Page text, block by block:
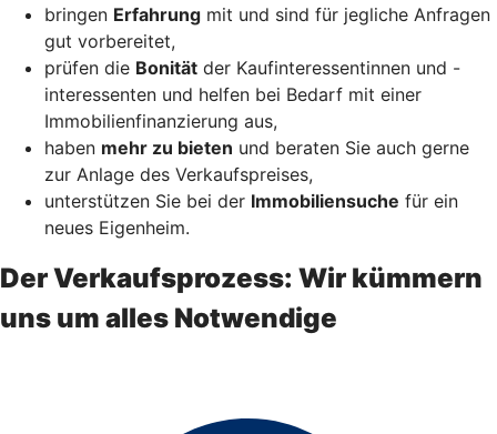
bringen Erfahrung mit und sind für jegliche Anfragen
gut vorbereitet,
prüfen die Bonität der Kaufinteressentinnen und -
interessenten und helfen bei Bedarf mit einer
Immobilienfinanzierung aus,
haben mehr zu bieten und beraten Sie auch gerne
zur Anlage des Verkaufspreises,
unterstützen Sie bei der Immobiliensuche für ein
neues Eigenheim.
Der Verkaufsprozess: Wir kümmern
uns um alles Notwendige